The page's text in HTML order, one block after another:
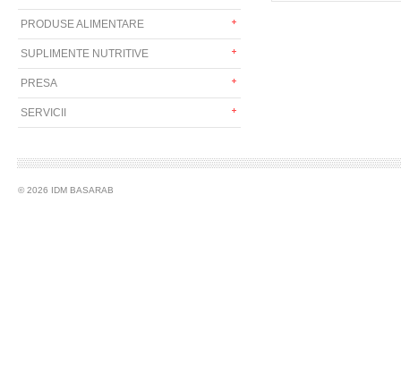
PRODUSE ALIMENTARE
SUPLIMENTE NUTRITIVE
PRESA
SERVICII
© 2026 IDM BASARAB